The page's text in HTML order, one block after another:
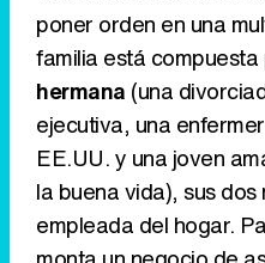
poner orden en una
familia está compuesta
hermana (una
ejecutiva, una
EE.UU. y una joven
la buena vida), sus dos
empleada del hogar.